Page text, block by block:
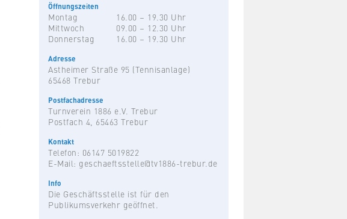
Öffnungszeiten
Montag
16.00 – 19.30 Uhr
Mittwoch
09.00 – 12.30 Uhr
Donnerstag
16.00 – 19.30 Uhr
Adresse
Astheimer Straße 95 (Tennisanlage)
65468 Trebur
Postfachadresse
Turnverein 1886 e.V. Trebur
Postfach 4, 65463 Trebur
Kontakt
Telefon: 06147 5019822
E-Mail: geschaeftsstelle@tv1886-trebur.de
Info
Die Geschäftsstelle ist für den
Publikumsverkehr geöffnet.